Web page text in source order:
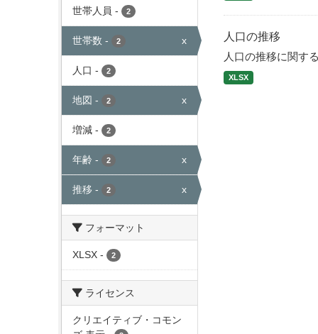
世帯人員 - 2
世帯数 - 2 x
人口 - 2
地図 - 2 x
増減 - 2
年齢 - 2 x
推移 - 2 x
フォーマット
XLSX - 2
ライセンス
クリエイティブ・コモン
人口の推移
人口の推移に関す
XLSX